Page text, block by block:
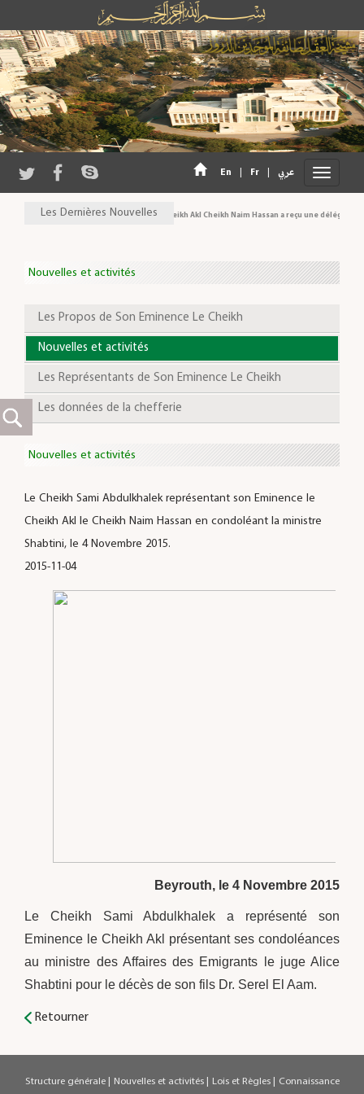
En Fr عربي
Les Dernières NouvellesSon Eminence Cheikh Akl Cheikh Naim Hassan a reçu une
Nouvelles et activités
Les Propos de Son Eminence Le Cheikh
Nouvelles et activités
Les Représentants de Son Eminence Le Cheikh
Les données de la chefferie
Nouvelles et activités
Le Cheikh Sami Abdulkhalek représentant son Eminence le
Cheikh Akl le Cheikh Naim Hassan en condoléant la ministre
Shabtini, le 4 Novembre 2015.
2015-11-04
Beyrouth, le 4 Novembre 2015
Le Cheikh Sami Abdulkhalek a représenté son
Eminence le Cheikh Akl présentant ses condoléances
au ministre des Affaires des Emigrants le juge Alice
Shabtini pour le décès de son fils Dr. Serel El Aam.
Retourner
Structure générale | Nouvelles et activités | Lois et Règles | Connaissance